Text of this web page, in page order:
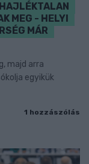
MEG - HELYI
MÁR
majd arra
egyikük
1 hozzászólás